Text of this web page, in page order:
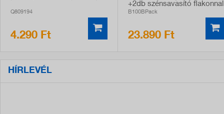
Q809194
4.290 Ft
+2db szénsavasító flakonnal
B100BPack
23.890 Ft
HÍRLEVÉL